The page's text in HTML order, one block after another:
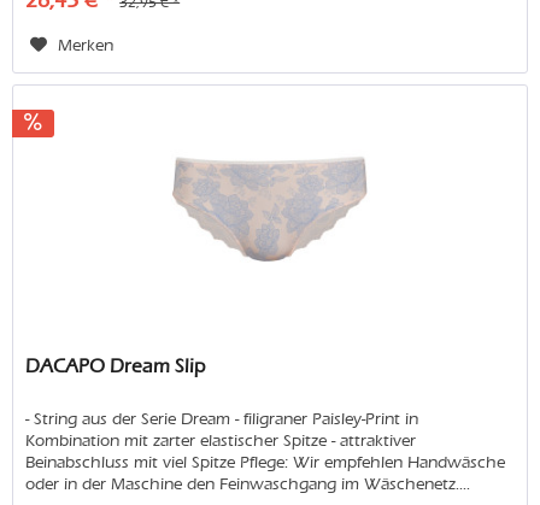
Merken
DACAPO Dream Slip
- String aus der Serie Dream - filigraner Paisley-Print in
Kombination mit zarter elastischer Spitze - attraktiver
Beinabschluss mit viel Spitze Pflege: Wir empfehlen Handwäsche
oder in der Maschine den Feinwaschgang im Wäschenetz....